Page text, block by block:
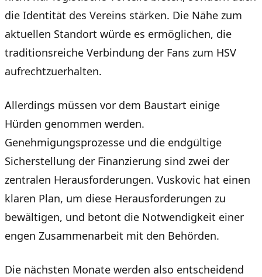
die Identität des Vereins stärken. Die Nähe zum
aktuellen Standort würde es ermöglichen, die
traditionsreiche Verbindung der Fans zum HSV
aufrechtzuerhalten.
Allerdings müssen vor dem Baustart einige
Hürden genommen werden.
Genehmigungsprozesse und die endgültige
Sicherstellung der Finanzierung sind zwei der
zentralen Herausforderungen. Vuskovic hat einen
klaren Plan, um diese Herausforderungen zu
bewältigen, und betont die Notwendigkeit einer
engen Zusammenarbeit mit den Behörden.
Die nächsten Monate werden also entscheidend